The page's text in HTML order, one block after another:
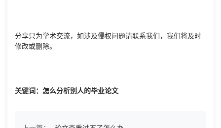
分享只为学术交流，如涉及侵权问题请联系我们，我们将及时
修改或删除。
关键词：怎么分析别人的毕业论文